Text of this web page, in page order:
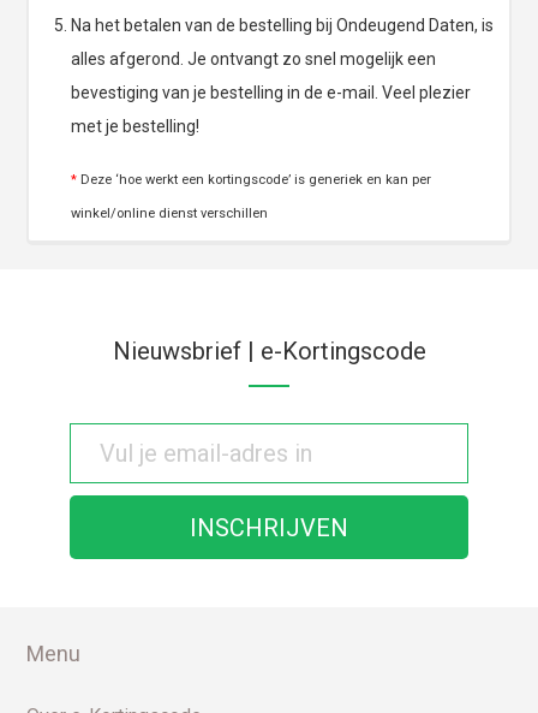
Na het betalen van de bestelling bij Ondeugend Daten, is
alles afgerond. Je ontvangt zo snel mogelijk een
bevestiging van je bestelling in de e-mail. Veel plezier
met je bestelling!
* Deze ‘hoe werkt een kortingscode’ is generiek en kan per
winkel/online dienst verschillen
Nieuwsbrief | e-Kortingscode
Menu